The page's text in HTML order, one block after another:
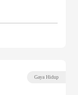
Gaya Hidup